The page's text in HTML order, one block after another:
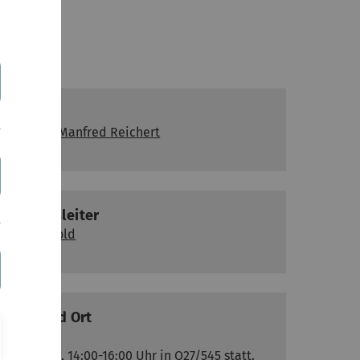
Prof. Dr. Manfred Reichert
Übungsleiter
Lisa Arnold
Zeit und Ort
Dienstag, 14:00-16:00 Uhr in O27/545 statt.